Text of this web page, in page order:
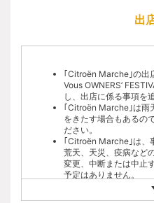
によってはご提示いた
違法改造した車両での
ります。ご入場時間は
遅刻した場合、会場内
がございます。時間に
開催日当日、止むを得
務局緊急連絡先までお
開催地は丘陵地となっ
両故障が起きた場合は
局緊急連絡先までお電
【免責について】
荒天・天災・疫病等に
交通費や宿泊費など当
出
｢Citroën Marche｣の出
Vous OWNERS’
し、出店に係る事項を
｢Citroën Marche｣は雨
をきたす場合もあるの
ださい。
｢Citroën Marche｣は、
荒天、天災、疫病など
変更、中断または中止
予定はありません。
｢Citroën Marche｣の出